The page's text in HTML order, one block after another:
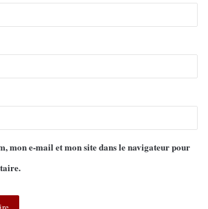
mon e-mail et mon site dans le navigateur pour